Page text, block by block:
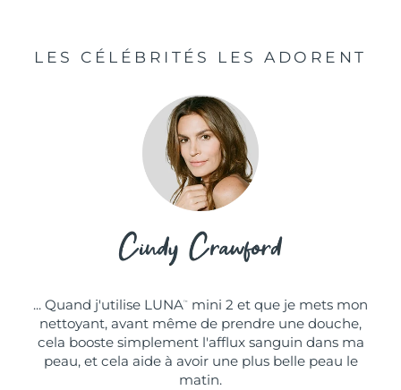
LES CÉLÉBRITÉS LES ADORENT
... Quand j'utilise LUNA ™
mini 2 et que je mets mon
nettoyant, avant même de prendre une douche,
cela booste simplement l'afflux sanguin dans ma
peau, et cela aide à avoir une plus belle peau le
matin.